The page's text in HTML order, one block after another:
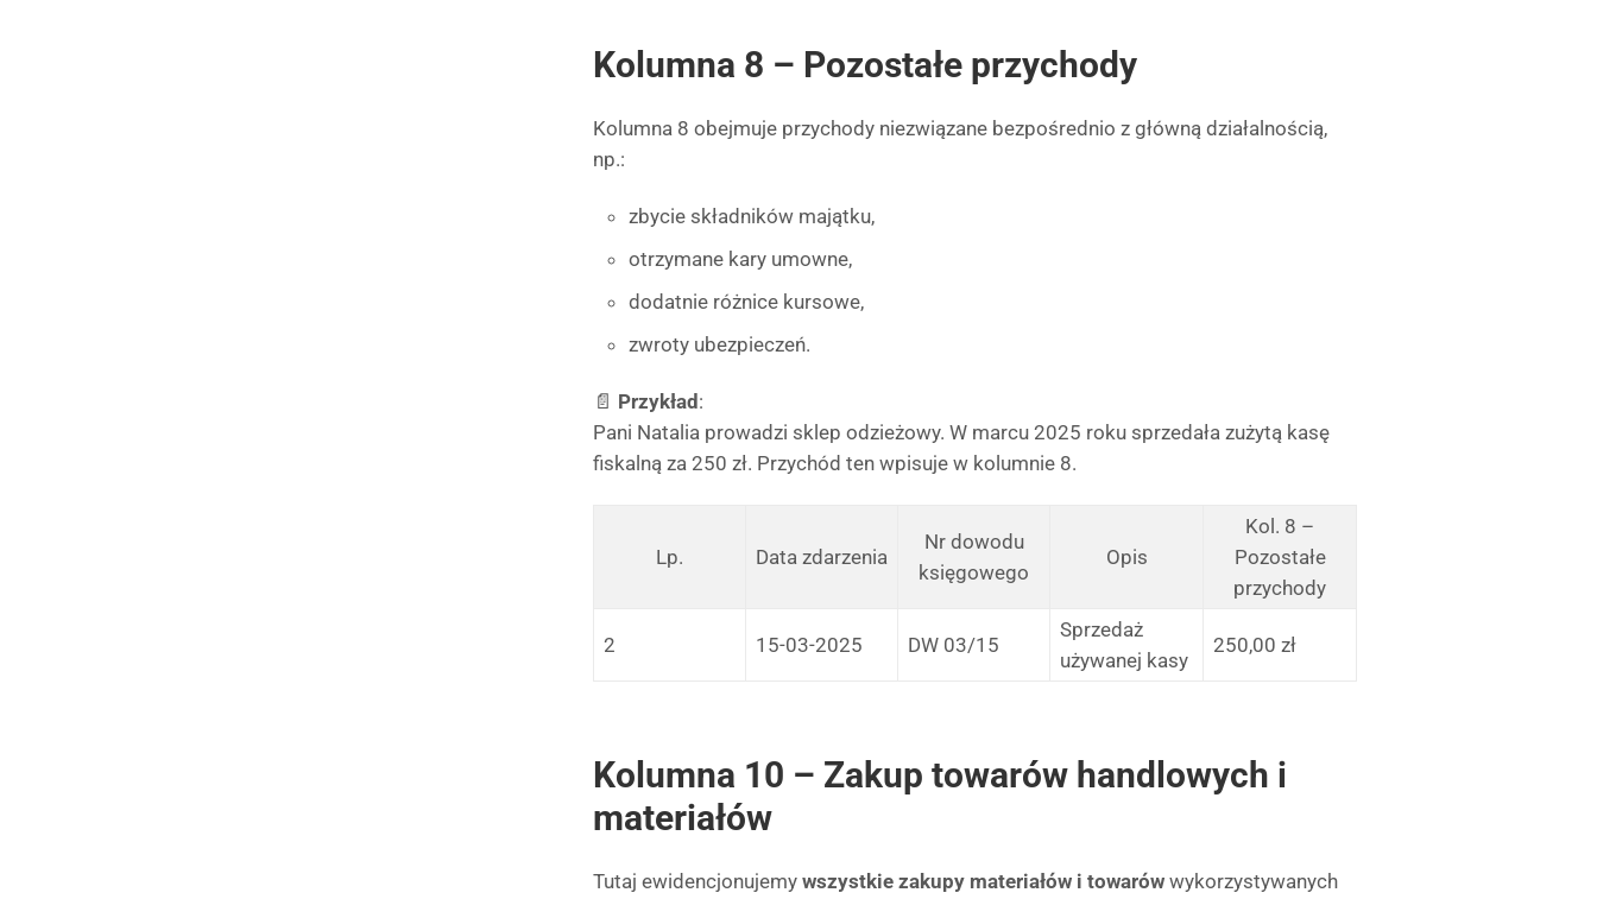
Kolumna 8 – Pozostałe przychody
Kolumna 8 obejmuje przychody niezwiązane bezpośrednio z główną działalnością,
np.:
zbycie składników majątku,
otrzymane kary umowne,
dodatnie różnice kursowe,
zwroty ubezpieczeń.
📄 Przykład :
Pani Natalia prowadzi sklep odzieżowy. W marcu 2025 roku sprzedała zużytą kasę
fiskalną za 250 zł. Przychód ten wpisuje w kolumnie 8.
Lp. Data zdarzenia
Nr dowodu
księgowego
Opis
Kol. 8 –
Pozostałe
przychody
2 15-03-2025 DW 03/15
Sprzedaż
używanej kasy
250,00 zł
Kolumna 10 – Zakup towarów handlowych i
materiałów
Tutaj ewidencjonujemy wszystkie zakupy materiałów i towarów wykorzystywanych